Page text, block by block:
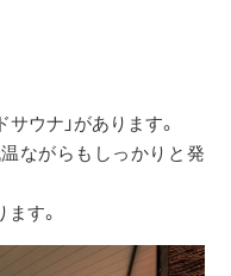
ウナ」があります。
ながらもしっかりと発
す。